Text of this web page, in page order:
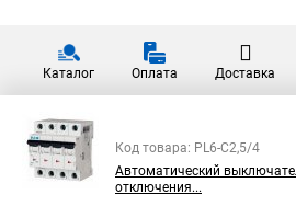
Каталог Оплата Доставка
Код товара: PL6-C2,5/4
Автоматический
отключения...